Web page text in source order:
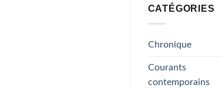
CATÉGORIES
Chronique
Courants
contemporains